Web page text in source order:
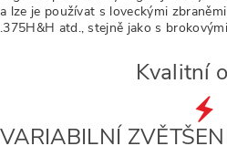
a lze je používat s loveckými
.375H&H atd., stejně jako s
Kvalitní
VARIABILNÍ